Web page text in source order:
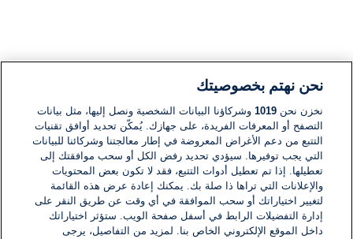
نحن نهتم بخصوصيتك
نخزن نحن1019 وشركاؤنا البيانات الشخصية ونصل إليها، مثل بيانات
التصفح أو المعرفات الفريدة، على جهازك. يُمكّن تحديد أوافق تقنيات
التتبع من دعم الأغراض المعروضة في إطار معالجتنا وشركائنا للبيانات
التي يجب توفيرها. سيؤدي تحديد رفض الكل أو سحب موافقتك إلى
تعطيلها. إذا تم تعطيل أدوات التتبع، فقد لا تكون بعض المحتويات
والإعلانات التي تراها ذا صلة بك. يمكنك إعادة عرض هذه القائمة
لتغيير اختياراتك أو سحب الموافقة في أي وقت عن طريق النقر على
إدارة التفضيلات الرابط في أسفل صفحة الويب. ستؤثر اختياراتك
داخل الموقع الإلكتروني الخاص بنا. لمزيد من التفاصيل، يرجى